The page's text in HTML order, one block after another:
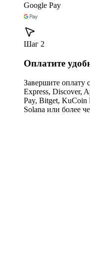
Google Pay
Шаг 2
Оплатите
Завершите оплату
Express, Discover,
Pay, Bitget, KuCoin
Solana или более